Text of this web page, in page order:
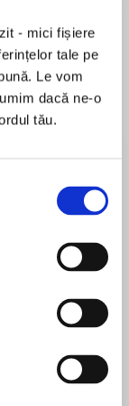
- mici fișiere
tale pe
Le vom
dacă ne-o
tău.
Sunday
and eyes
for medicines
The
the Duke of
of the
writers of